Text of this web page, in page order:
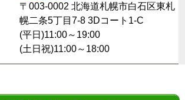
〒003-0002 北海道札幌市白石区東札
幌二条5丁目7-8 3Dコート1-C
(平日)11:00～19:00
(土日祝)11:00～18:00